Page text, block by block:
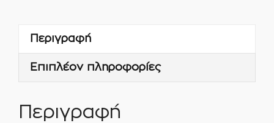
ποσότητα
Περιγραφή
Επιπλέον πληροφορίες
Περιγραφή